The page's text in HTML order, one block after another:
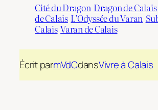
Cité du Dragon Dragon de Calais
de Calais L’Odyssée du Varan
Calais Varan de Calais
Écrit parmVdCdansVivre à Calais